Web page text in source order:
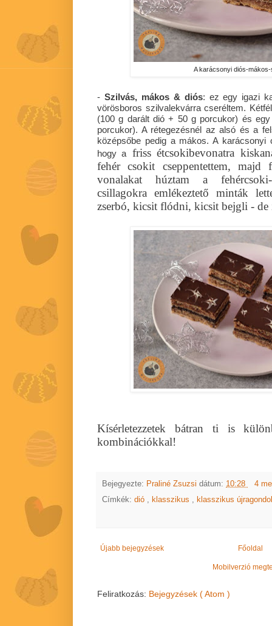
A karácsonyi diós-
- Szilvás, mákos & diós: ez egy igazi
vörösboros szilvalekvárra cseréltem.
(100 g darált dió + 50 g porcukor) és
porcukor). A rétegezésnél az alsó és a
középsőbe pedig a mákos. A karácsonyi
hogy afriss étcsokibevonatra
fehér csokit cseppentettem,
vonalakat húztam a
csillagokra emlékeztető minták
zserbó, kicsit flódni, kicsit bejgli - de
Kísérletezzetek bátran ti is
kombinációkkal!
Bejegyezte: Praliné Zsuzsi dátum: 10:28
4
Címkék: dió klasszikus klasszikus
Újabb bejegyzések Főoldal
Mobilverzió
Feliratkozás: Bejegyzések ( Atom )